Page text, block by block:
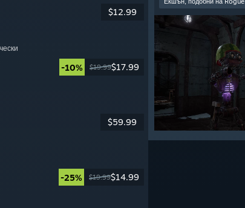
$12.99
-10% $19.99$17.99
$59.99
-25% $19.99$14.99